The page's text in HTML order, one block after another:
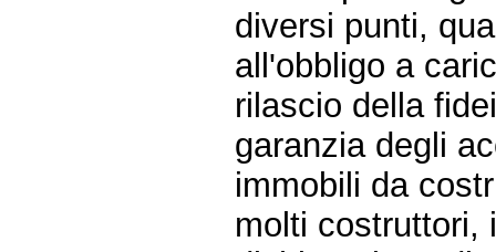
diversi punti,
all'obbligo a
rilascio della
garanzia degli
immobili da
molti costruttori,